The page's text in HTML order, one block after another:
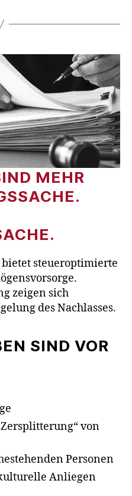
MEHR
steueroptimierte
zeigen sich
des Nachlasses.
SIND VOR
von
Personen
Anliegen